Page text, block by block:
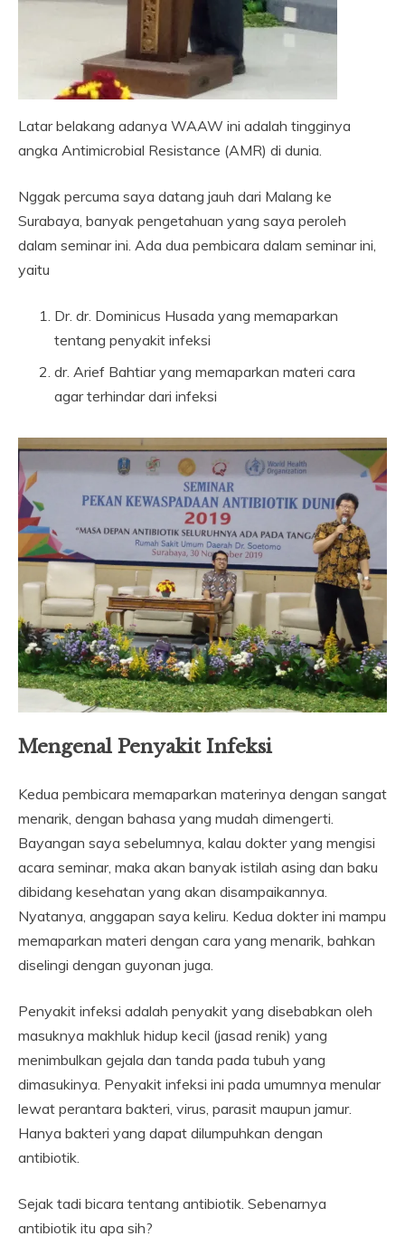
Latar belakang adanya WAAW ini adalah tingginya
angka Antimicrobial Resistance (AMR) di dunia.
Nggak percuma saya datang jauh dari Malang ke
Surabaya, banyak pengetahuan yang saya peroleh
dalam seminar ini. Ada dua pembicara dalam seminar ini,
yaitu
Dr. dr. Dominicus Husada yang memaparkan
tentang penyakit infeksi
dr. Arief Bahtiar yang memaparkan materi cara
agar terhindar dari infeksi
Mengenal Penyakit Infeksi
Kedua pembicara memaparkan materinya dengan sangat
menarik, dengan bahasa yang mudah dimengerti.
Bayangan saya sebelumnya, kalau dokter yang mengisi
acara seminar, maka akan banyak istilah asing dan baku
dibidang kesehatan yang akan disampaikannya.
Nyatanya, anggapan saya keliru. Kedua dokter ini mampu
memaparkan materi dengan cara yang menarik, bahkan
diselingi dengan guyonan juga.
Penyakit infeksi adalah penyakit yang disebabkan oleh
masuknya makhluk hidup kecil (jasad renik) yang
menimbulkan gejala dan tanda pada tubuh yang
dimasukinya. Penyakit infeksi ini pada umumnya menular
lewat perantara bakteri, virus, parasit maupun jamur.
Hanya bakteri yang dapat dilumpuhkan dengan
antibiotik.
Sejak tadi bicara tentang antibiotik. Sebenarnya
antibiotik itu apa sih?